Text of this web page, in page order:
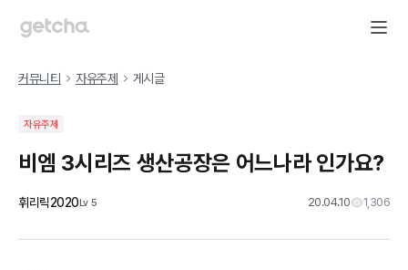
커뮤니티 자유주제 게시글
자유주제
비엠 3시리즈 생산공장은 어느나라 인가요?
휘리릭2020Lv5 20.04.10 1,306